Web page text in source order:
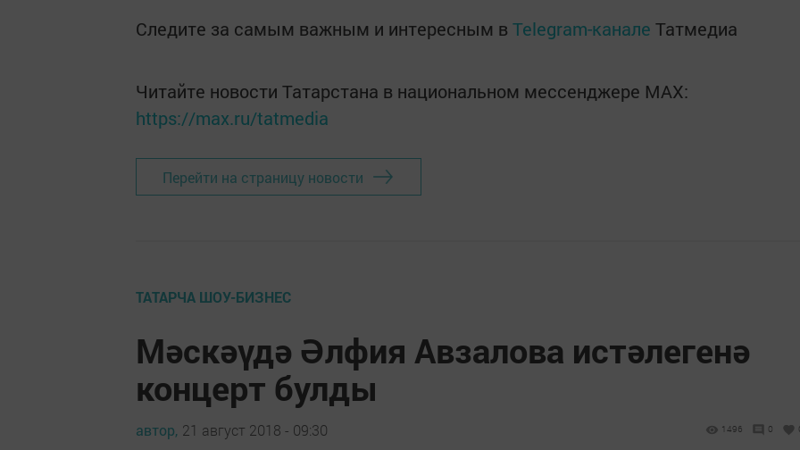
Следите за самым важным и интересным в Telegram-канале Татмедиа
Читайте новости Татарстана в национальном мессенджере MАХ:
https://max.ru/tatmedia
Перейти на страницу новости
ТАТАРЧА ШОУ-БИЗНЕС
Мәскәүдә Әлфия Авзалова истәлегенә
концерт булды
автор, 21 август 2018 - 09:30 1496 0